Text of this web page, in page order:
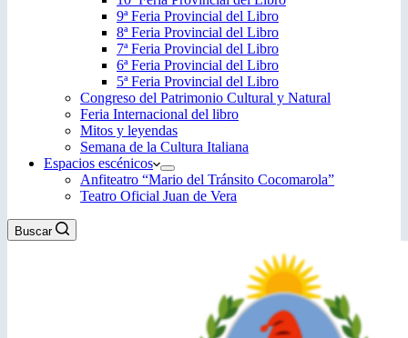
9ª Feria Provincial del Libro
8ª Feria Provincial del Libro
7ª Feria Provincial del Libro
6ª Feria Provincial del Libro
5ª Feria Provincial del Libro
Congreso del Patrimonio Cultural y Natural
Feria Internacional del libro
Mitos y leyendas
Semana de la Cultura Italiana
Espacios escénicos
Anfiteatro “Mario del Tránsito Cocomarola”
Teatro Oficial Juan de Vera
Buscar